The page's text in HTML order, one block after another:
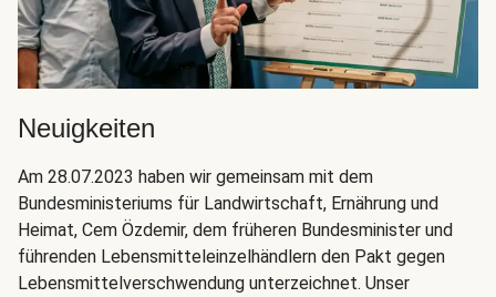
Neuigkeiten
Am 28.07.2023 haben wir gemeinsam mit dem
Bundesministeriums für Landwirtschaft, Ernährung und
Heimat, Cem Özdemir, dem früheren Bundesminister und
führenden Lebensmitteleinzelhändlern den Pakt gegen
Lebensmittelverschwendung unterzeichnet. Unser